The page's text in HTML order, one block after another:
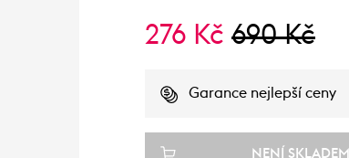
276 Kč 690 Kč
Garance nejlepší ceny
NENÍ SKLADEM